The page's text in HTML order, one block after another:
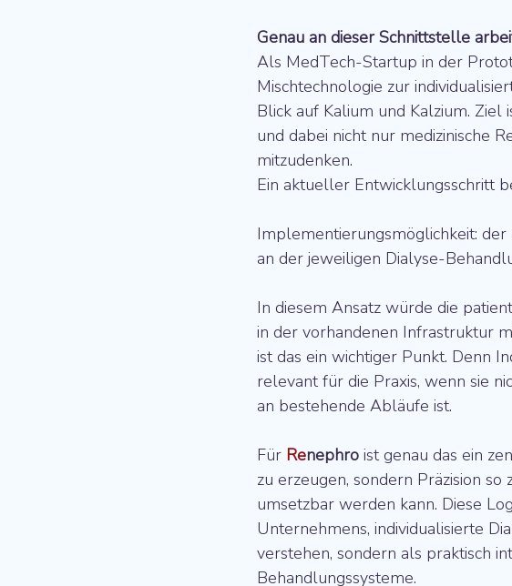
Genau an dieser Schnittstelle
Als MedTech-Startup in der
Mischtechnologie zur
Blick auf Kalium und Kalzium. Ziel
und dabei nicht nur medizinische
mitzudenken.
Ein aktueller Entwicklungsschritt
Implementierungsmöglichkeit: der
an der jeweiligen Dialyse-
In diesem Ansatz würde die
in der vorhandenen Infrastruktur
ist das ein wichtiger Punkt. Denn
relevant für die Praxis, wenn sie
an bestehende Abläufe ist.
Für Renephro ist genau das ein
zu erzeugen, sondern Präzision
umsetzbar werden kann. Diese
Unternehmens, individualisierte
verstehen, sondern als praktisch
Behandlungssysteme.